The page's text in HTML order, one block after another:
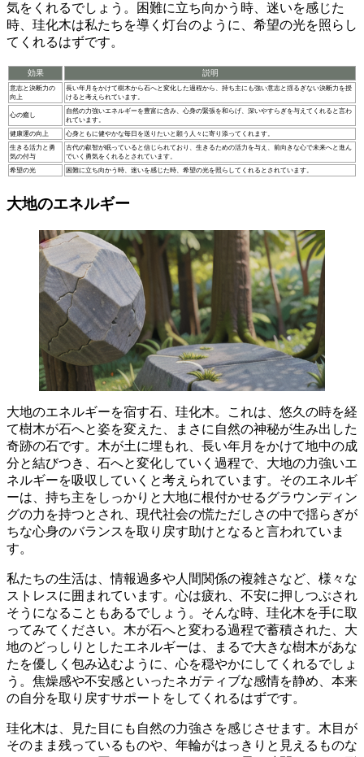
気をくれるでしょう。困難に立ち向かう時、迷いを感じた
時、珪化木は私たちを導く灯台のように、 希望の光を照らし
てくれるはずです。
効果 説明
意志と決断力の
向上
長い年月をかけて樹木から石へと変化した過程から、持ち主にも強い意志と揺るぎない決断力を授
けると考えられています。
心の癒し
自然の力強いエネルギーを豊富に含み、心身の緊張を和らげ、深いやすらぎを与えてくれると言わ
れています。
健康運の向上
心身ともに健やかな毎日を送りたいと願う人々に寄り添ってくれます。
生きる活力と勇
気の付与
古代の叡智が眠っていると信じられており、生きるための活力を与え、前向きな心で未来へと進ん
でいく勇気をくれるとされています。
希望の光
困難に立ち向かう時、迷いを感じた時、希望の光を照らしてくれるとされています。
大地のエネルギー
大地のエネルギーを宿す石、珪化木。これは、悠久の時を経
て樹木が石へと姿を変えた、まさに自然の神秘が生み出した
奇跡の石です。 木が土に埋もれ、長い年月をかけて地中の成
分と結びつき、石へと変化していく過程で、大地の力強いエ
ネルギーを吸収していく と考えられています。そのエネルギ
ーは、持ち主をしっかりと大地に根付かせるグラウンディン
グの力を持つとされ、現代社会の慌ただしさの中で揺らぎが
ちな心身のバランスを取り戻す助けとなると言われていま
す。
私たちの生活は、情報過多や人間関係の複雑さなど、様々な
ストレスに囲まれています。心は疲れ、不安に押しつぶされ
そうになることもあるでしょう。そんな時、珪化木を手に取
ってみてください。 木が石へと変わる過程で蓄積された、大
地のどっしりとしたエネルギーは、まるで大きな樹木があな
たを優しく包み込むように、心を穏やかにしてくれるでしょ
う。焦燥感や不安感といったネガティブな感情を静め、本来
の自分を取り戻すサポートをしてくれるはずです。
珪化木は、見た目にも自然の力強さを感じさせます。 木目が
そのまま残っているものや、年輪がはっきりと見えるものな